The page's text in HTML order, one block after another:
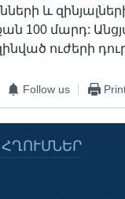
և
100 մարդ:
ուժերի
Follow us